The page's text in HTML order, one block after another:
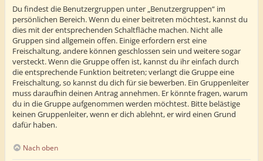
Du findest die Benutzergruppen unter „Benutzergruppen“ im
persönlichen Bereich. Wenn du einer beitreten möchtest, kannst du
dies mit der entsprechenden Schaltfläche machen. Nicht alle
Gruppen sind allgemein offen. Einige erfordern erst eine
Freischaltung, andere können geschlossen sein und weitere sogar
versteckt. Wenn die Gruppe offen ist, kannst du ihr einfach durch
die entsprechende Funktion beitreten; verlangt die Gruppe eine
Freischaltung, so kannst du dich für sie bewerben. Ein Gruppenleiter
muss daraufhin deinen Antrag annehmen. Er könnte fragen, warum
du in die Gruppe aufgenommen werden möchtest. Bitte belästige
keinen Gruppenleiter, wenn er dich ablehnt, er wird einen Grund
dafür haben.
Nach oben